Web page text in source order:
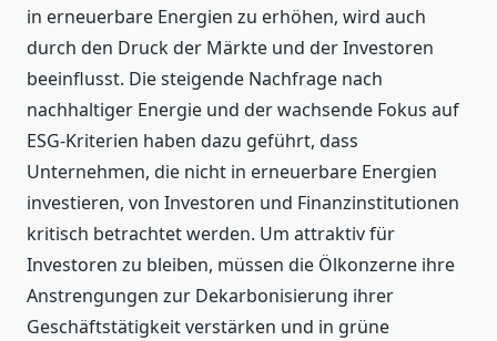
in erneuerbare Energien zu erhöhen, wird auch
durch den Druck der Märkte und der Investoren
beeinflusst. Die steigende Nachfrage nach
nachhaltiger Energie und der wachsende Fokus auf
ESG-Kriterien haben dazu geführt, dass
Unternehmen, die nicht in erneuerbare Energien
investieren, von Investoren und Finanzinstitutionen
kritisch betrachtet werden. Um attraktiv für
Investoren zu bleiben, müssen die Ölkonzerne ihre
Anstrengungen zur Dekarbonisierung ihrer
Geschäftstätigkeit verstärken und in grüne